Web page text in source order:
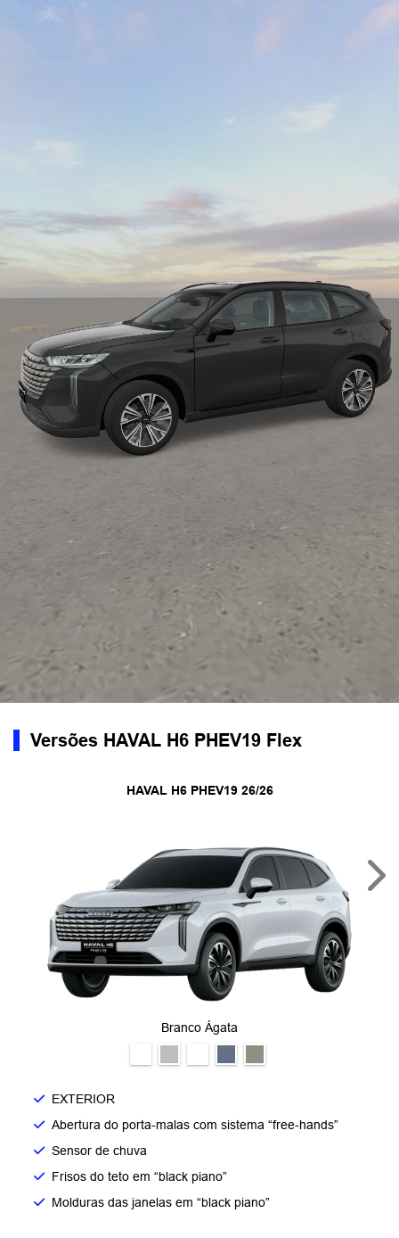
Versões HAVAL H6 PHEV19 Flex
HAVAL H6 PHEV19 26/26
Branco Ágata
EXTERIOR
Abertura do porta-malas com sistema “free-hands”
Sensor de chuva
Frisos do teto em “black piano”
Molduras das janelas em “black piano”